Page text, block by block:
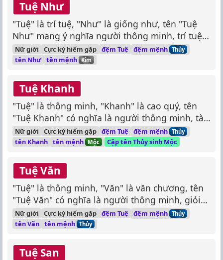
Tuệ Như
"Tuệ" là trí tuệ, "Như" là giống như, tên "Tuệ
Như" mang ý nghĩa người thông minh, trí tuệ
như người xưa.
Nữ giới Cực kỳ hiếm gặp đệm Tuệ đệm mệnh Thủy
tên Như tên mệnh Kim
Tuệ Khanh
"Tuệ" là thông minh, "Khanh" là cao quý, tên
"Tuệ Khanh" có nghĩa là người thông minh, tài
giỏi, cao sang.
Nữ giới Cực kỳ hiếm gặp đệm Tuệ đệm mệnh Thủy
tên Khanh tên mệnh Mộc Cặp tên Thủy sinh Mộc
Tuệ Văn
"Tuệ" là thông minh, "Văn" là văn chương, tên
"Tuệ Văn" có nghĩa là người thông minh, giỏi
văn chương.
Nữ giới Cực kỳ hiếm gặp đệm Tuệ đệm mệnh Thủy
tên Văn tên mệnh Thủy
Tuệ San